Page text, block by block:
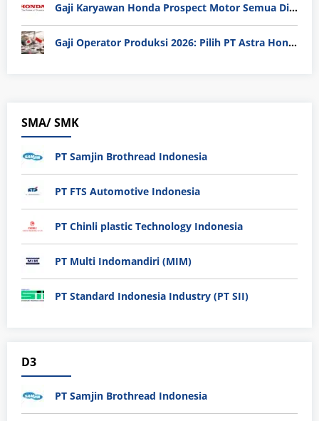
Gaji Karyawan Honda Prospect Motor Semua Divisi
Gaji Operator Produksi 2026: Pilih PT Astra Honda Motor (AHM) atau Manufaktur di Jepang?
SMA/ SMK
PT Samjin Brothread Indonesia
PT FTS Automotive Indonesia
PT Chinli plastic Technology Indonesia
PT Multi Indomandiri (MIM)
PT Standard Indonesia Industry (PT SII)
D3
PT Samjin Brothread Indonesia